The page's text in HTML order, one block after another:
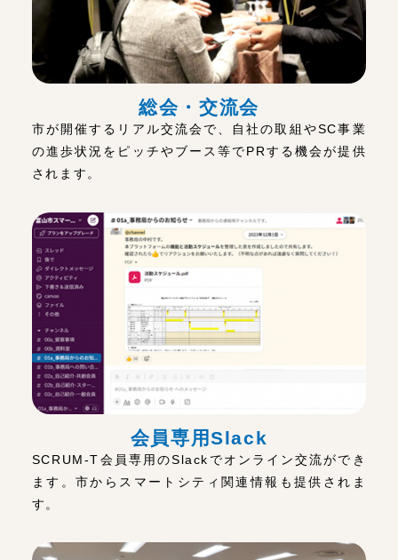
総会・交流会
市が開催するリアル交流会で、自社の取組やSC事業
の進歩状況をピッチやブース等でPRする機会が提供
されます。
会員専用Slack
SCRUM-T会員専用のSlackでオンライン交流ができ
ます。市からスマートシティ関連情報も提供されま
す。